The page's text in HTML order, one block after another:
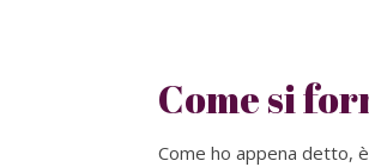
Come si
Come ho appena detto,